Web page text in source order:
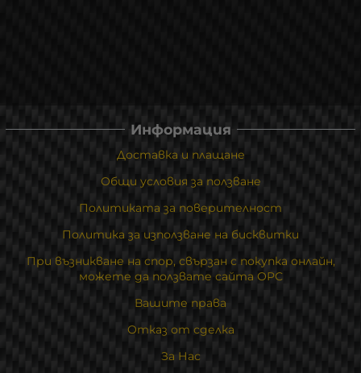
Информация
Доставка и плащане
Общи условия за ползване
Политиката за поверителност
Политика за използване на бисквитки
При възникване на спор, свързан с покупка онлайн,
можете да ползвате сайта ОРС
Вашите права
Отказ от сделка
За Нас